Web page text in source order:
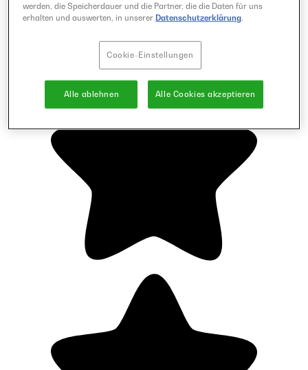
werden, die Speicherdauer und die Partner, die die Daten für uns
erhalten und auswerten, in unserer Datenschutzerklärung
Cookie-Einstellungen
Alle ablehnen Alle Cookies akzeptieren